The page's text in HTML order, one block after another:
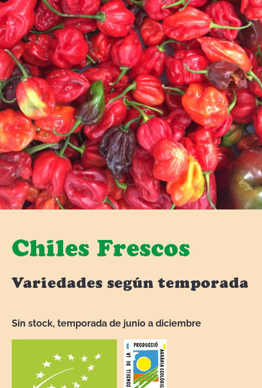
Chiles Frescos
Variedades según temporada
Sin stock, temporada de junio a diciembre